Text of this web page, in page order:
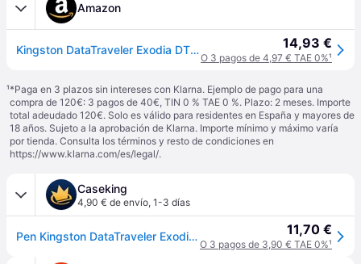
Amazon
Kingston DataTraveler Exodia DTX/128GB Flash Drive USB 3.2 Gen 1 - with Protective Cap and Keyring in Multiple Colours 14,93 €
O 3 pagos de 4,97 € TAE 0%¹
¹*Paga en 3 plazos sin intereses con Klarna. Ejemplo de pago para una
compra de 120€: 3 pagos de 40€, TIN 0 % TAE 0 %. Plazo: 2 meses. Importe
total adeudado 120€. Solo es válido para residentes en España y mayores de
18 años. Sujeto a la aprobación de Klarna. Importe mínimo y máximo varía
por tienda. Consulta los términos y resto de condiciones en
https://www.klarna.com/es/legal/.
Caseking
4,90 € de envío, 1-3 días
Pen Kingston DataTraveler Exodia 128GB USB3.2 Gen 1 11,70 €
O 3 pagos de 3,90 € TAE 0%¹